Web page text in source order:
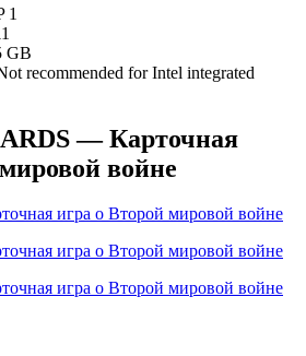
1
GB
recommended for Intel integrated
— Карточная
войне